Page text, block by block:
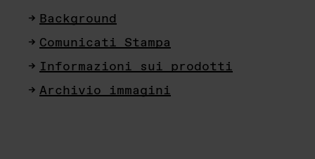
Background
Comunicati Stampa
Informazioni sui prodotti
Archivio immagini